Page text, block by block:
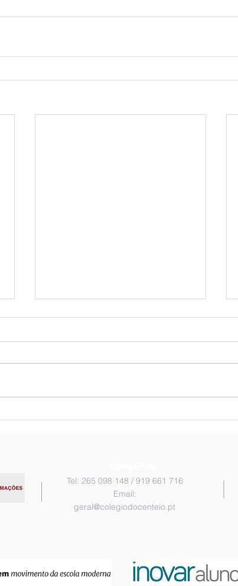
Tel: 265 098 148 / 919 661 716
Email:
geral@colegiodocenteio.pt